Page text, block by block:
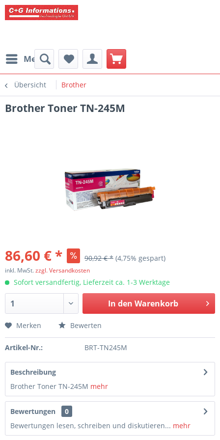
Menü
Übersicht Brother
Brother Toner TN-245M
86,60 € * 90,92 € * (4,75% gespart)
inkl. MwSt.zzgl. Versandkosten
Sofort versandfertig, Lieferzeit ca. 1-3 Werktage
In den Warenkorb
Merken Bewerten
Artikel-Nr.: BRT-TN245M
Beschreibung
Brother Toner TN-245M mehr
Bewertungen
0
Bewertungen lesen, schreiben und diskutieren... mehr